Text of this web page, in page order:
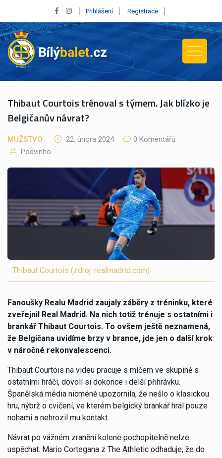
Přihlášení Registrace
Thibaut Courtois trénoval s týmem. Jak blízko je
Belgičanův návrat?
MUŽSTVO 22. února 2024
0 Komentářů
Podvinho
Thibaut Courtois (zdroj: realmadrid.com)
Fanoušky Realu Madrid zaujaly záběry z tréninku, které
zveřejnil Real Madrid. Na nich totiž trénuje s ostatními i
brankář Thibaut Courtois. To ovšem ještě neznamená,
že Belgičana uvidíme brzy v brance, jde jen o další krok
v náročné rekonvalescenci.
Thibaut Courtois na videu pracuje s míčem ve skupině s
ostatními hráči, dovolí si dokonce i delší přihrávku.
Španělská média nicméně upozornila, že nešlo o klasickou
hru, nýbrž o cvičení, ve kterém belgický brankář hrál pouze
nohami a nehrozil mu kontakt.
Návrat po vážném zranění kolene pochopitelně nelze
uspěchat. Mario Cortegana z The Athletic odhaduje, že do